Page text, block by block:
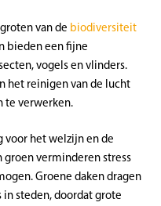
van de biodiversiteit
bieden een fijne
vogels en vlinders.
het reinigen van de lucht
te verwerken.
voor het welzijn en de
groen verminderen stress
Groene daken dragen
steden, doordat grote